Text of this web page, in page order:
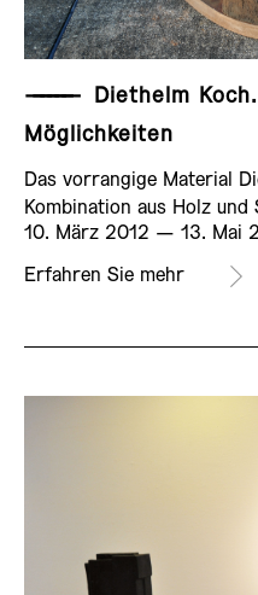
——————
Diethelm
Möglichkeiten
Das vorrangige Material
Kombination aus Holz
10. März 2012 ­— 13. Mai
Erfahren Sie mehr